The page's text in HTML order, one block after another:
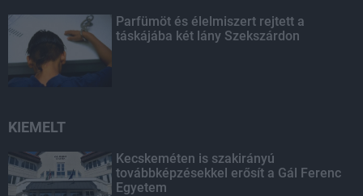
Parfümöt és élelmiszert rejtett a
táskájába két lány Szekszárdon
KIEMELT
Kecskeméten is szakirányú
továbbképzésekkel erősít a Gál Ferenc
Egyetem